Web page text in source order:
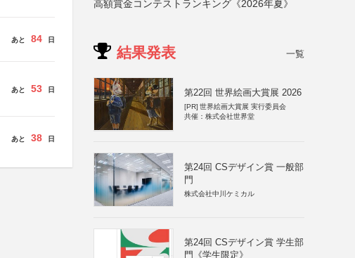
あと 84 日
あと 53 日
あと 38 日
高額賞金コンテストランキング《2026年夏》
結果発表 一覧
第22回 世界絵画大賞展 2026
[PR] 世界絵画大賞展 実行委員会
共催：株式会社世界堂
第24回 CSデザイン賞 一般部
門
株式会社中川ケミカル
第24回 CSデザイン賞 学生部
門《学生限定》